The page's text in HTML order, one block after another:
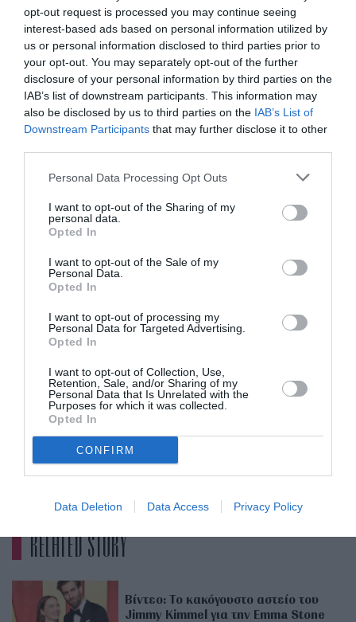
opt-out request is processed you may continue seeing
interest-based ads based on personal information utilized by
us or personal information disclosed to third parties prior to
your opt-out. You may separately opt-out of the further
disclosure of your personal information by third parties on the
IAB’s list of downstream participants. This information may
also be disclosed by us to third parties on the IAB’s List of
Downstream Participants that may further disclose it to other
Personal Data Processing Opt Outs
I want to opt-out of the Sharing of my
personal data.
Opted In
I want to opt-out of the Sale of my
Personal Data.
Opted In
I want to opt-out of processing my
Personal Data for Targeted Advertising.
Opted In
I want to opt-out of Collection, Use,
Retention, Sale, and/or Sharing of my
Personal Data that Is Unrelated with the
Purposes for which it was collected.
Opted In
CONFIRM
Data Deletion Data Access Privacy Policy
εκτός από μία εξαιρετική ηθοποιός, έχει
συνεργαστεί με τον σκηνοθέτη στις τελευταίες
πέντε δουλειές του, (η τελευταία τους ταινία με
τίτλο «Bugonia»αναμένεται να κυκλοφορήσει
τον Νοέμβριο του 2025) καθιστώντας την
ιδανική επιλογή για μια τέτοια απαιτητική
Ο James Schamus θα βρίσκεται σε ρόλο
παραγωγού ενώ ο Robbie Ryan, σταθερός
διεύθυνση φωτογραφίας. Αν και δεν έχουν
ανακοινωθεί λεπτομέρειες για την ημερομηνία
κυκλοφορίας ή γενικά για την ταινία, το «Fatale»
έχει ήδη τραβήξει το ενδιαφέρον του κοινού.
Και φυσικά, κάπου εδώ, αξίζει να πούμε πως
εκτός από την ταινία«Bugonia»,ο Έλληνας
σκηνοθέτης έχει μία ακόμα στα σκαριά με τίτλο
«My Year of Rest and Relaxation».
RELATED STORY
Βίντεο: Το κακόγουστο αστείο του
Jimmy Kimmel για την Emma Stone